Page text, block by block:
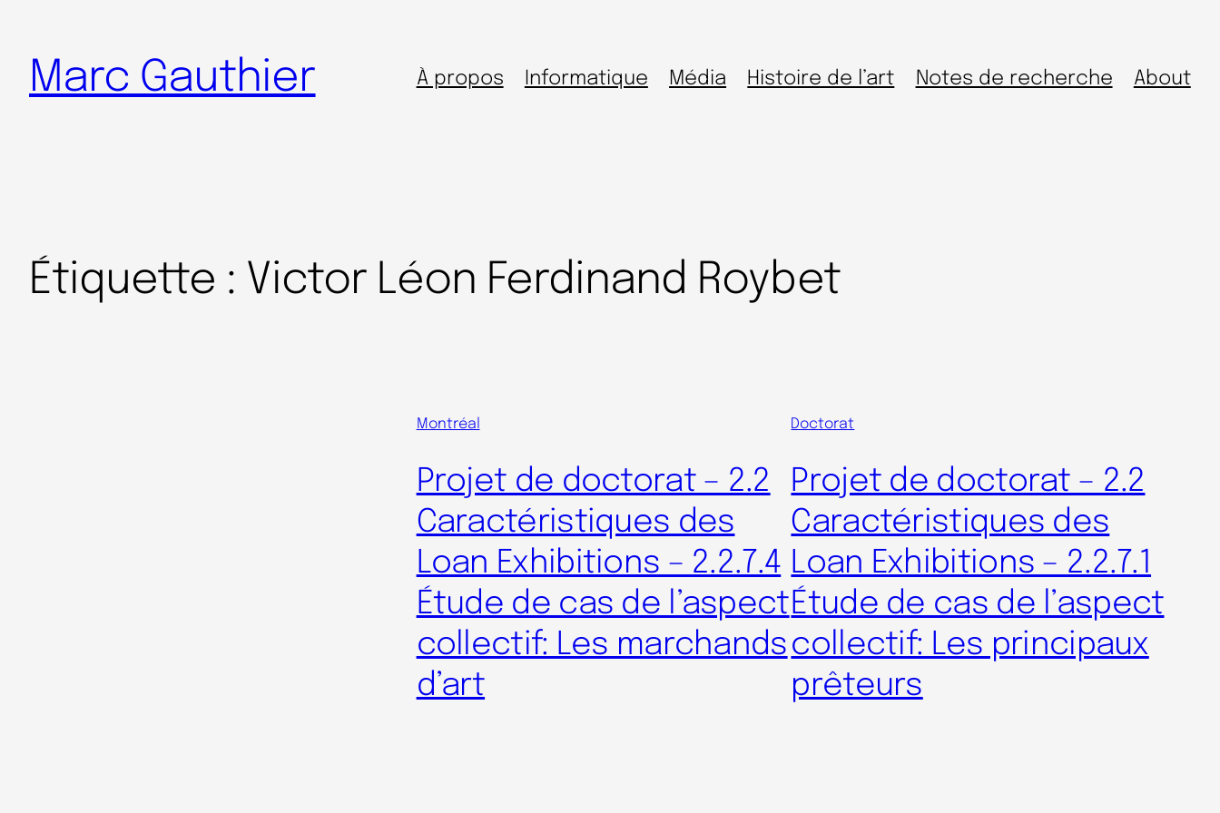
Marc Gauthier À propos Informatique Média Histoire de l’art Notes de recherche About
Étiquette : Victor Léon Ferdinand Roybet
Montréal
Projet de doctorat – 2.2
Caractéristiques des
Loan Exhibitions – 2.2.7.4
Étude de cas de l’aspect
collectif: Les marchands
d’art
Doctorat
Projet de doctorat – 2.2
Caractéristiques des
Loan Exhibitions – 2.2.7.1
Étude de cas de l’aspect
collectif: Les principaux
prêteurs